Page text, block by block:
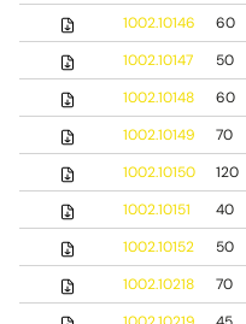
1002.10146
60
1002.10147
50
1002.10148
60
1002.10149
70
1002.10150
120
1002.10151
40
1002.10152
50
1002.10218
70